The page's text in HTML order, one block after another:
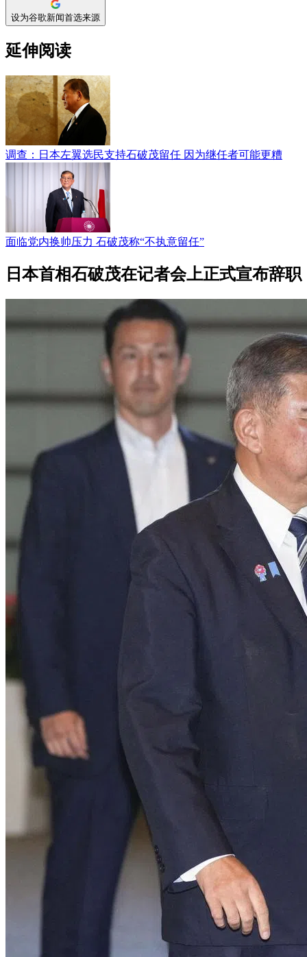
设为谷歌新闻首选来源
延伸阅读
调查：日本左翼选民支持石破茂留任 因为继任者可能更糟
面临党内换帅压力 石破茂称“不执意留任”
日本首相石破茂在记者会上正式宣布辞职